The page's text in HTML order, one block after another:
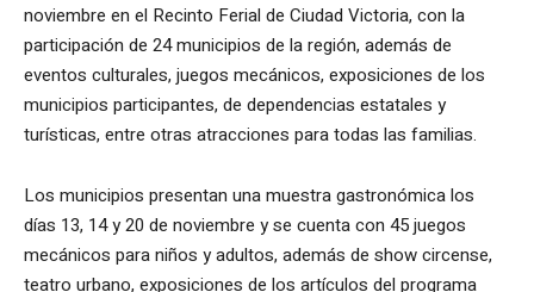
noviembre en el Recinto Ferial de Ciudad Victoria, con la
participación de 24 municipios de la región, además de
eventos culturales, juegos mecánicos, exposiciones de los
municipios participantes, de dependencias estatales y
turísticas, entre otras atracciones para todas las familias.
Los municipios presentan una muestra gastronómica los
días 13, 14 y 20 de noviembre y se cuenta con 45 juegos
mecánicos para niños y adultos, además de show circense,
teatro urbano, exposiciones de los artículos del programa